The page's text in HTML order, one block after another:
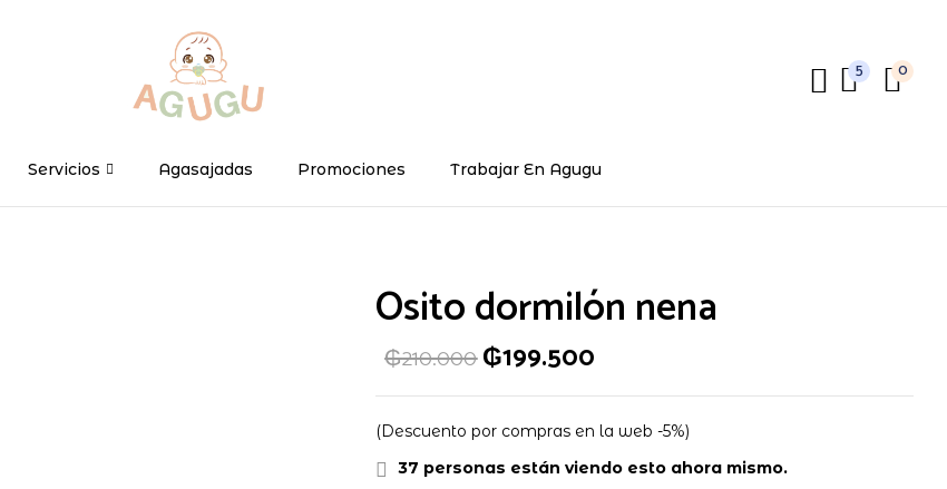
5 0
Servicios Agasajadas Promociones Trabajar En Agugu
Osito dormilón nena
₲210.000₲199.500
(Descuento por compras en la web -5%)
37 personas están viendo esto ahora mismo.
marcados con*